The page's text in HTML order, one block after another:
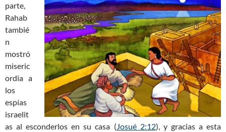
parte,
Rahab
tambié
n
mostró
miseric
ordia a
los
espías
israelit
as al esconderlos en su casa (Josué 2:12), y gracias a esta